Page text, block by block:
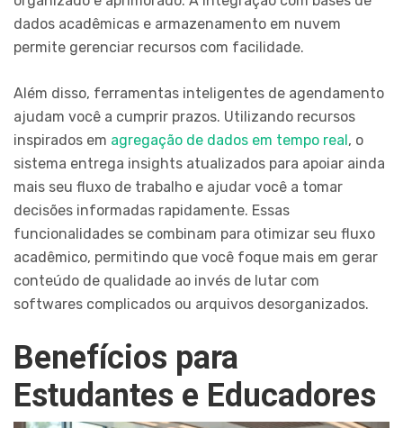
dados acadêmicas e armazenamento em nuvem
permite gerenciar recursos com facilidade.
Além disso, ferramentas inteligentes de agendamento
ajudam você a cumprir prazos. Utilizando recursos
inspirados em agregação de dados em tempo real, o
sistema entrega insights atualizados para apoiar ainda
mais seu fluxo de trabalho e ajudar você a tomar
decisões informadas rapidamente. Essas
funcionalidades se combinam para otimizar seu fluxo
acadêmico, permitindo que você foque mais em gerar
conteúdo de qualidade ao invés de lutar com
softwares complicados ou arquivos desorganizados.
Benefícios para
Estudantes e Educadores